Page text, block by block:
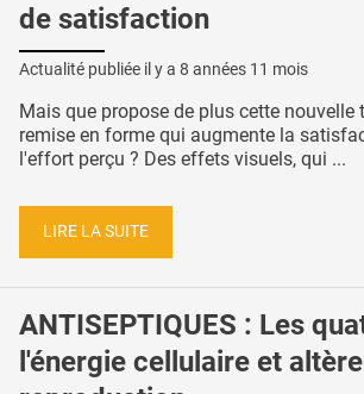
de satisfaction
Actualité publiée il y a 8 années 11 mois
Mais que propose de plus cette nouvelle
remise en forme qui augmente la
l'effort perçu ? Des effets visuels, qui ...
LIRE LA SUITE
ANTISEPTIQUES : Les
l'énergie cellulaire et